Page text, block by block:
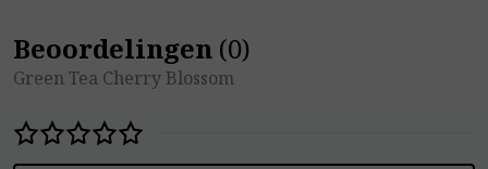
Beoordelingen (0)
Green Tea Cherry Blossom